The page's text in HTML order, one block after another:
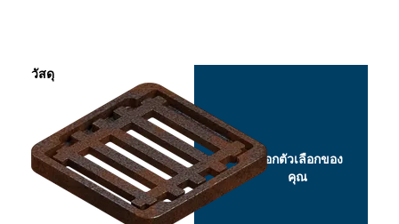
วัสดุ
เลือกตัวเลือกของ
คุณ